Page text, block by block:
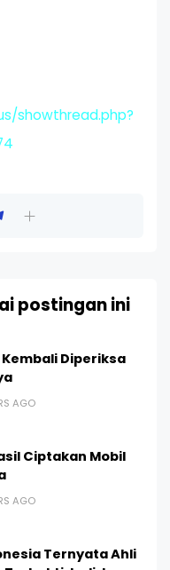
showthread.php?
postingan ini
Diperiksa
AGO
Ciptakan Mobil
AGO
Ternyata Ahli